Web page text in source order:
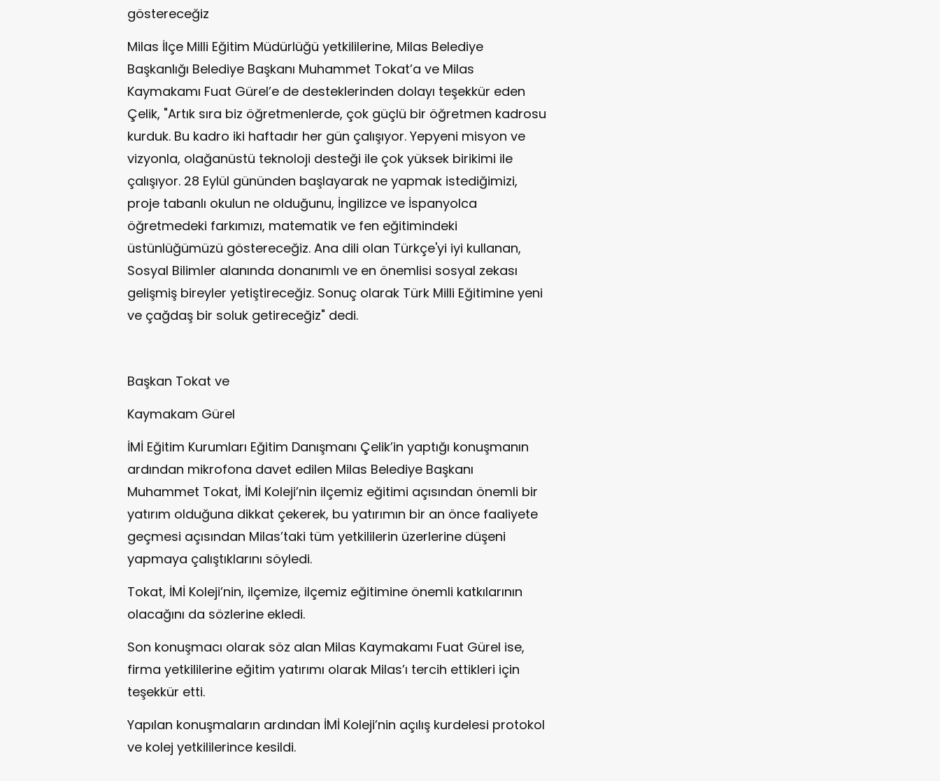
göstereceğiz
Milas İlçe Milli Eğitim Müdürlüğü yetkililerine, Milas Belediye
Başkanlığı Belediye Başkanı Muhammet Tokat’a ve Milas
Kaymakamı Fuat Gürel’e de desteklerinden dolayı teşekkür eden
Çelik, "Artık sıra biz öğretmenlerde, çok güçlü bir öğretmen kadrosu
kurduk. Bu kadro iki haftadır her gün çalışıyor. Yepyeni misyon ve
vizyonla, olağanüstü teknoloji desteği ile çok yüksek birikimi ile
çalışıyor. 28 Eylül gününden başlayarak ne yapmak istediğimizi,
proje tabanlı okulun ne olduğunu, İngilizce ve İspanyolca
öğretmedeki farkımızı, matematik ve fen eğitimindeki
üstünlüğümüzü göstereceğiz. Ana dili olan Türkçe'yi iyi kullanan,
Sosyal Bilimler alanında donanımlı ve en önemlisi sosyal zekası
gelişmiş bireyler yetiştireceğiz. Sonuç olarak Türk Milli Eğitimine yeni
ve çağdaş bir soluk getireceğiz" dedi.
Başkan Tokat ve
Kaymakam Gürel
İMİ Eğitim Kurumları Eğitim Danışmanı Çelik’in yaptığı konuşmanın
ardından mikrofona davet edilen Milas Belediye Başkanı
Muhammet Tokat, İMİ Koleji’nin ilçemiz eğitimi açısından önemli bir
yatırım olduğuna dikkat çekerek, bu yatırımın bir an önce faaliyete
geçmesi açısından Milas’taki tüm yetkililerin üzerlerine düşeni
yapmaya çalıştıklarını söyledi.
Tokat, İMİ Koleji’nin, ilçemize, ilçemiz eğitimine önemli katkılarının
olacağını da sözlerine ekledi.
Son konuşmacı olarak söz alan Milas Kaymakamı Fuat Gürel ise,
firma yetkililerine eğitim yatırımı olarak Milas’ı tercih ettikleri için
teşekkür etti.
Yapılan konuşmaların ardından İMİ Koleji’nin açılış kurdelesi protokol
ve kolej yetkililerince kesildi.